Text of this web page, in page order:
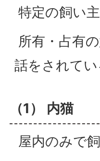
特定の飼い
所有・占有
話をされて
（1） 内猫
屋内のみで